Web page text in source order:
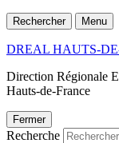
Rechercher Menu
DREAL HAUTS-
Direction Régionale
Hauts-de-France
Fermer
Recherche